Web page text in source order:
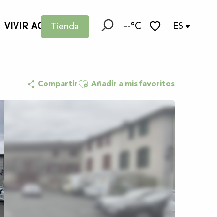
Tienda --°C ES
VIVIR AQUÍ
Compartir Ajouter aux favoris
Añadir a mis favoritos